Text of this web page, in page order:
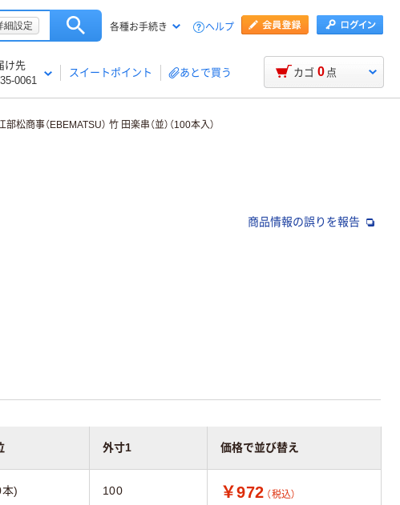
細設定 各種お手続き ヘルプ
け先
0061
スイートポイント あとで買う カゴ 0 点
部松商事（EBEMATSU） 竹 田楽串（並）（100本入）
商品情報の誤りを報告
外寸1 価格で並び替え
) 100 ￥972 （税込）